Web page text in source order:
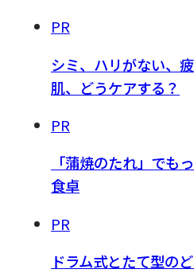
PR
シミ、ハリがない、
肌、どうケアする？
PR
「蒲焼のたれ」でも
食卓
PR
ドラム式とたて型の